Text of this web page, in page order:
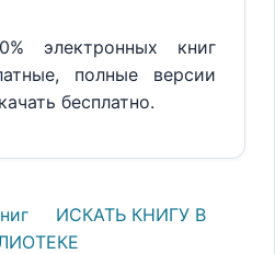
электронных книг
полные версии
бесплатно.
ИСКАТЬ КНИГУ В